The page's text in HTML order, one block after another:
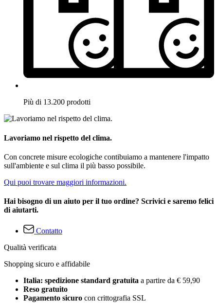
Più di 13.200 prodotti
Lavoriamo nel rispetto del clima.
Con concrete misure ecologiche contibuiamo a mantenere l'impatto
sull'ambiente e sul clima il più basso possibile.
Qui puoi trovare maggiori informazioni.
Hai bisogno di un aiuto per il tuo ordine? Scrivici e saremo felici
di aiutarti.
Contatto
Qualità verificata
Shopping sicuro e affidabile
Italia: spedizione standard gratuita a partire da € 59,90
Reso gratuito
Pagamento sicuro con crittografia SSL